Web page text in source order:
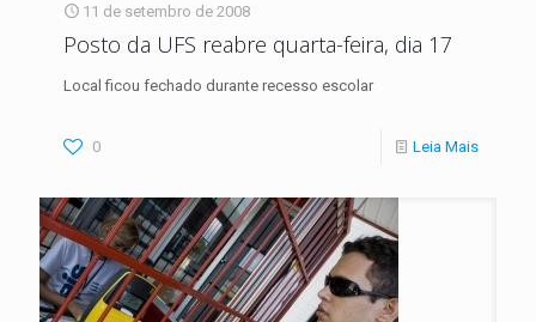
11 de setembro de 2008
Posto da UFS reabre quarta-feira, dia 17
Local ficou fechado durante recesso escolar
0 Leia Mais